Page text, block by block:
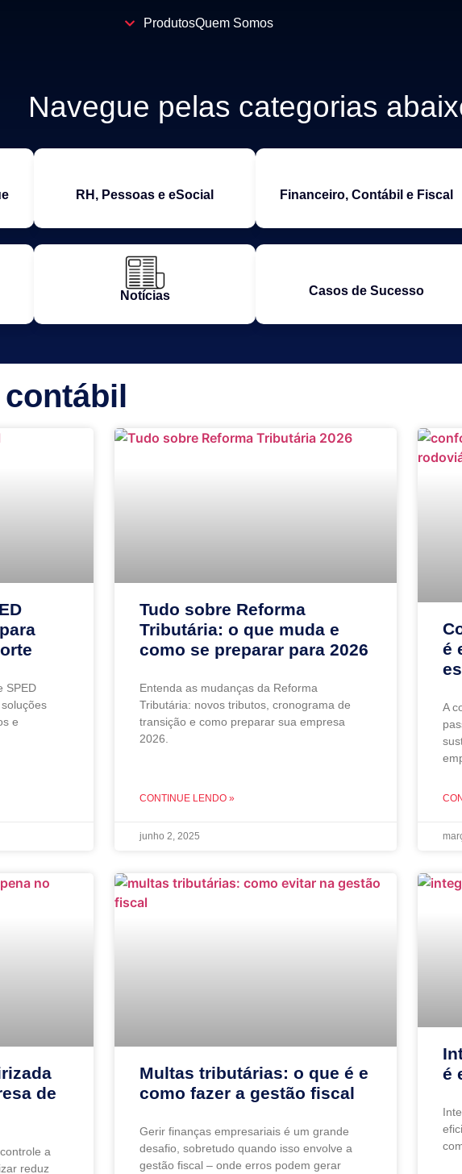
ProdutosQuem Somos
Navegue pelas categorias
RH, Pessoas e eSocial Financeiro, Contábil e Fiscal
Notícias Casos de Sucesso
SPED
e
Tudo sobre Reforma
Tributária: o que muda e
como se preparar para 2026
Entenda as mudanças da Reforma
Tributária: novos tributos, cronograma de
transição e como preparar sua empresa
2026.
CONTINUE LENDO »
junho 2, 2025
é
A
de
a
reduz
Multas tributárias: o que é e
como fazer a gestão fiscal
Gerir finanças empresariais é um grande
desafio, sobretudo quando isso envolve a
gestão fiscal – onde erros podem gerar
é